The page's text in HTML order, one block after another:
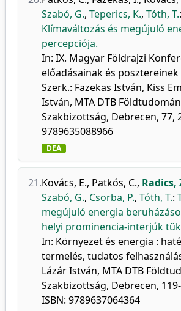
Szabó, G., Teperics, K., Tóth, T.:
Klímaváltozás és megújuló
percepciója.
In: IX. Magyar Földrajzi
előadásainak és
Szerk.: Fazekas István, Kiss
István, MTA DTB
Szakbizottság, Debrecen, 77,
9789635088966
DEA
21.Kovács, E., Patkós, C., Radics,
Szabó, G., Csorba, P., Tóth, T.:
megújuló energia
helyi prominencia-interjúk
In: Környezet és energia :
termelés, tudatos
Lázár István, MTA DTB
Szakbizottság, Debrecen,
ISBN: 9789637064364